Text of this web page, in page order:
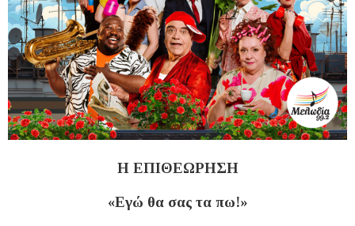
Η ΕΠΙΘΕΩΡΗΣΗ
«Εγώ θα σας τα πω!»